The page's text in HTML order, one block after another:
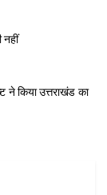
नहीं
ने किया उत्तराखंड का